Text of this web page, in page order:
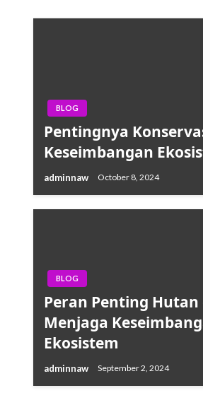
BLOG
Pentingnya
Keseimbangan
adminnaw October 8, 2024
BLOG
Peran Penting Hutan
Menjaga
Ekosistem
adminnaw September 2, 2024